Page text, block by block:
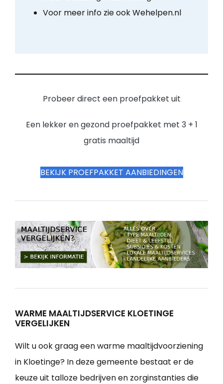
Voor meer info zie ook Wehelpen.nl
Probeer direct een proefpakket uit
Een lekker en gezond proefpakket met 3 + 1
gratis maaltijd
BEKIJK PROEFPAKKET AANBIEDINGEN
WARME MAALTIJDSERVICE KLOETINGE
VERGELIJKEN
Wilt u ook graag een warme maaltijdvoorziening
in Kloetinge? In deze gemeente bestaat er de
keuze uit talloze bedrijven en zorginstanties die